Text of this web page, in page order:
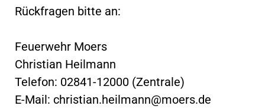
Rückfragen bitte an:
Feuerwehr Moers
Christian Heilmann
Telefon: 02841-12000 (Zentrale)
E-Mail: christian.heilmann@moers.de